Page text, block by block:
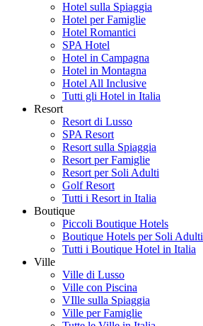
Hotel sulla Spiaggia
Hotel per Famiglie
Hotel Romantici
SPA Hotel
Hotel in Campagna
Hotel in Montagna
Hotel All Inclusive
Tutti gli Hotel in Italia
Resort
Resort di Lusso
SPA Resort
Resort sulla Spiaggia
Resort per Famiglie
Resort per Soli Adulti
Golf Resort
Tutti i Resort in Italia
Boutique
Piccoli Boutique Hotels
Boutique Hotels per Soli Adulti
Tutti i Boutique Hotel in Italia
Ville
Ville di Lusso
Ville con Piscina
VIlle sulla Spiaggia
Ville per Famiglie